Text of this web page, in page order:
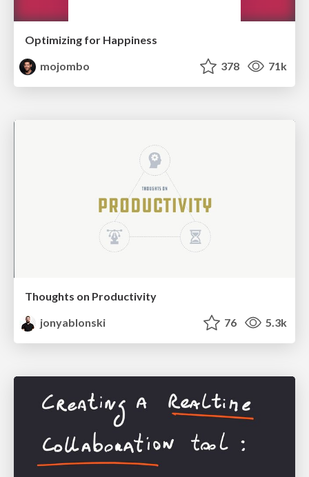
Optimizing for Happiness
mojombo
378 71k
Thoughts on Productivity
jonyablonski
76 5.3k